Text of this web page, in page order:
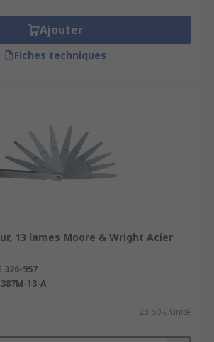
Ajouter
Fiches techniques
13 lames Moore & Wright Acier
326-957
387M-13-A
23,60 €/unité